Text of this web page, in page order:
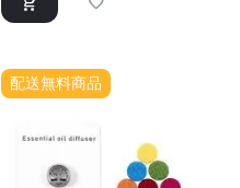
配送無料商品